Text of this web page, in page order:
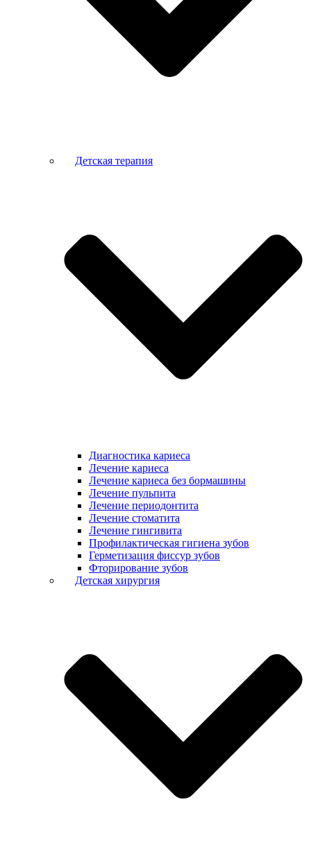
Детская терапия
Диагностика кариеса
Лечение кариеса
Лечение кариеса без бормашины
Лечение пульпита
Лечение периодонтита
Лечение стоматита
Лечение гингивита
Профилактическая гигиена зубов
Герметизация фиссур зубов
Фторирование зубов
Детская хирургия